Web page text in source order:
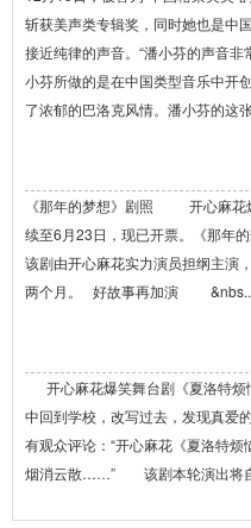
斩获美声类专辑奖，同时她也是中
接近纯律的声音。“潘小芬的声音
小芬所做的是在中国类型音乐中开
了浓郁的巴洛克风情。潘小芬的这
《那年的梦想》剧照 开心麻花爆
续至6月23日，现已开票。《那年
该剧由开心麻花实力演员担纲主演
两个月。 好故事再加演
开心麻花爆笑舞台剧《夏洛特
中回到学校，改写过去，发现真爱
有观众评论：“开心麻花《夏洛特
烟消云散……” 该剧本轮演出将自